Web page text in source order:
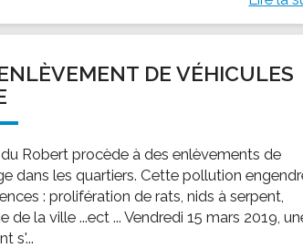
DE VÉHICULES
Robert procède à des enlèvements de
dans les quartiers. Cette pollution
: prolifération de rats, nids à serpent,
la ville ...ect ... Vendredi 15 mars 2019,
s'...